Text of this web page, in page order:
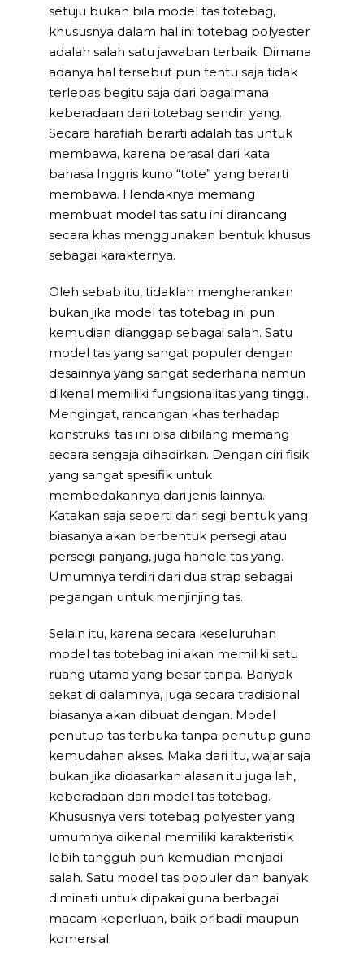
setuju bukan bila model tas totebag,
khususnya dalam hal ini totebag polyester
adalah salah satu jawaban terbaik. Dimana
adanya hal tersebut pun tentu saja tidak
terlepas begitu saja dari bagaimana
keberadaan dari totebag sendiri yang.
Secara harafiah berarti adalah tas untuk
membawa, karena berasal dari kata
bahasa Inggris kuno “tote” yang berarti
membawa. Hendaknya memang
membuat model tas satu ini dirancang
secara khas menggunakan bentuk khusus
sebagai karakternya.
Oleh sebab itu, tidaklah mengherankan
bukan jika model tas totebag ini pun
kemudian dianggap sebagai salah. Satu
model tas yang sangat populer dengan
desainnya yang sangat sederhana namun
dikenal memiliki fungsionalitas yang tinggi.
Mengingat, rancangan khas terhadap
konstruksi tas ini bisa dibilang memang
secara sengaja dihadirkan. Dengan ciri fisik
yang sangat spesifik untuk
membedakannya dari jenis lainnya.
Katakan saja seperti dari segi bentuk yang
biasanya akan berbentuk persegi atau
persegi panjang, juga handle tas yang.
Umumnya terdiri dari dua strap sebagai
pegangan untuk menjinjing tas.
Selain itu, karena secara keseluruhan
model tas totebag ini akan memiliki satu
ruang utama yang besar tanpa. Banyak
sekat di dalamnya, juga secara tradisional
biasanya akan dibuat dengan. Model
penutup tas terbuka tanpa penutup guna
kemudahan akses. Maka dari itu, wajar saja
bukan jika didasarkan alasan itu juga lah,
keberadaan dari model tas totebag.
Khususnya versi totebag polyester yang
umumnya dikenal memiliki karakteristik
lebih tangguh pun kemudian menjadi
salah. Satu model tas populer dan banyak
diminati untuk dipakai guna berbagai
macam keperluan, baik pribadi maupun
komersial.